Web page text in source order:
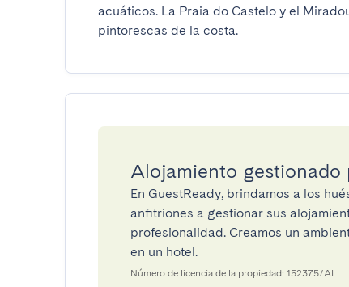
acuáticos. La Praia do Castelo y el
pintorescas de la costa.
Alojamiento gestionado
En GuestReady, brindamos a los
anfitriones a gestionar sus
profesionalidad. Creamos un
en un hotel.
Número de licencia de la propiedad: 152375/AL